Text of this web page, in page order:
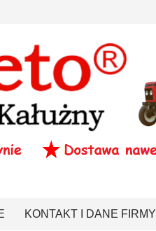
KONTAKT I DANE FIRMY